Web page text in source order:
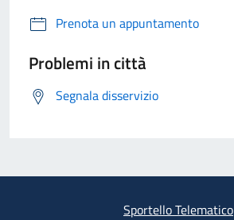
Prenota un appuntamento
Problemi in città
Segnala disservizio
Sportello Telematico